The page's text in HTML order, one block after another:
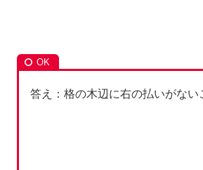
答え：格の木辺に右の払いがない